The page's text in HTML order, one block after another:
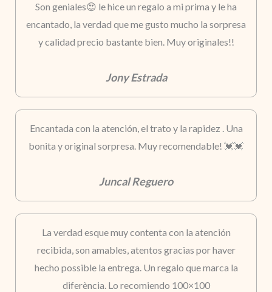
Son geniales😍 le hice un regalo a mi prima y le ha
encantado, la verdad que me gusto mucho la sorpresa
y calidad precio bastante bien. Muy originales!!
Jony Estrada
Encantada con la atención, el trato y la rapidez . Una
bonita y original sorpresa. Muy recomendable! 💓💓
Juncal Reguero
La verdad esque muy contenta con la atención
recibida, son amables, atentos gracias por haver
hecho possible la entrega. Un regalo que marca la
diferència. Lo recomiendo 100×100